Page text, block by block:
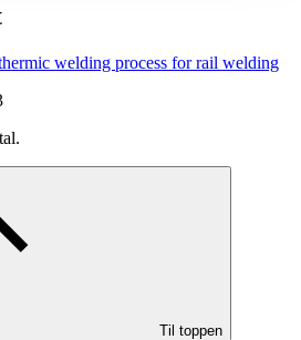
welding process for rail welding
Til toppen